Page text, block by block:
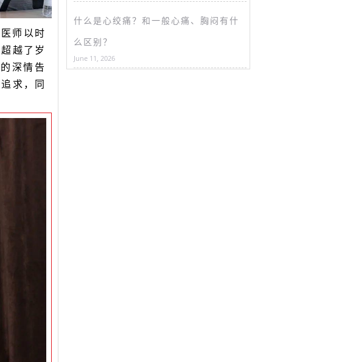
师以时
越了岁
深情告
求，同
什么是心绞痛？和一般心痛、胸闷有什
么区别？
June 11, 2026